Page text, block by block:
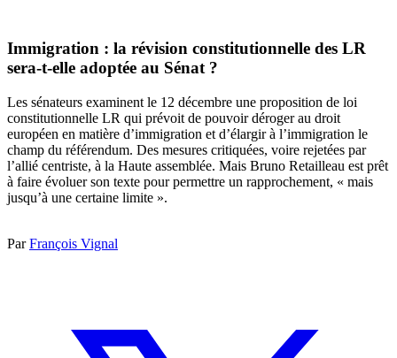
Immigration : la révision constitutionnelle des LR
sera-t-elle adoptée au Sénat ?
Les sénateurs examinent le 12 décembre une proposition de loi
constitutionnelle LR qui prévoit de pouvoir déroger au droit
européen en matière d’immigration et d’élargir à l’immigration le
champ du référendum. Des mesures critiquées, voire rejetées par
l’allié centriste, à la Haute assemblée. Mais Bruno Retailleau est prêt
à faire évoluer son texte pour permettre un rapprochement, « mais
jusqu’à une certaine limite ».
ParFrançois Vignal